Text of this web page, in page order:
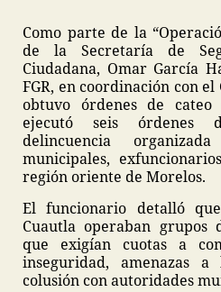
Como parte de la
de la Secretaría de
Ciudadana, Omar García
FGR, en coordinación con
obtuvo órdenes de
ejecutó seis órdenes
delincuencia
municipales,
región oriente de Morelos.
El funcionario detalló
Cuautla operaban grupos
que exigían cuotas a
inseguridad, amenazas
colusión con autoridades